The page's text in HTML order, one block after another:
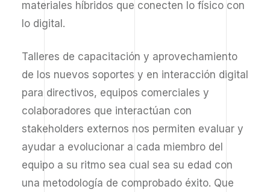
materiales híbridos que conecten lo físico con
lo digital.
Talleres de capacitación y aprovechamiento
de los nuevos soportes y en interacción digital
para directivos, equipos comerciales y
colaboradores que interactúan con
stakeholders externos nos permiten evaluar y
ayudar a evolucionar a cada miembro del
equipo a su ritmo sea cual sea su edad con
una metodología de comprobado éxito. Que